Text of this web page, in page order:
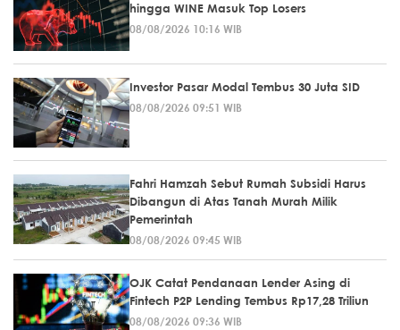
hingga WINE Masuk Top Losers
08/08/2026 10:16 WIB
Investor Pasar Modal Tembus 30 Juta SID
08/08/2026 09:51 WIB
Fahri Hamzah Sebut Rumah Subsidi Harus
Dibangun di Atas Tanah Murah Milik
Pemerintah
08/08/2026 09:45 WIB
OJK Catat Pendanaan Lender Asing di
Fintech P2P Lending Tembus Rp17,28 Triliun
08/08/2026 09:36 WIB